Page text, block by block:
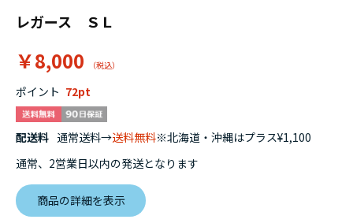
レガース ＳＬ
￥8,000
ポイント 72
配送料 通常送料→送料無料※北海道・沖縄はプラス¥1,100
通常、2営業日以内の発送となります
商品の詳細を表示